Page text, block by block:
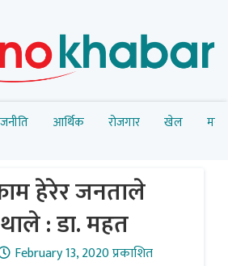
आर्थिक रोजगार खेल
हेरेर जनताले
थाले : डा. महत
February 13, 2020 प्रकाशित